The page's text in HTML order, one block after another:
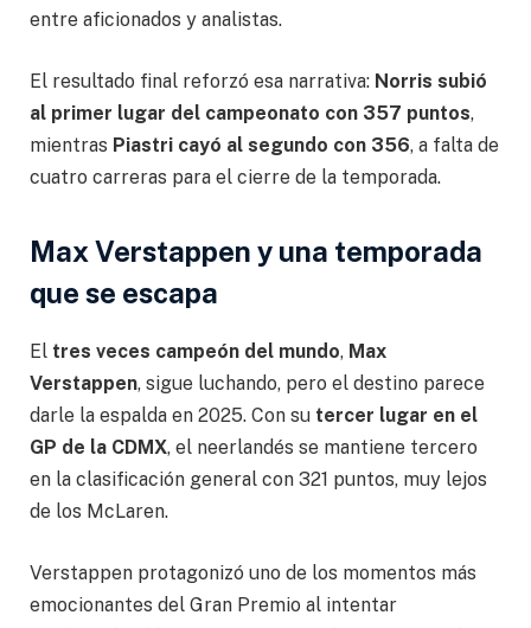
entre aficionados y analistas.
El resultado final reforzó esa narrativa: Norris subió
al primer lugar del campeonato con 357 puntos,
mientras Piastri cayó al segundo con 356, a falta de
cuatro carreras para el cierre de la temporada.
Max Verstappen y una temporada
que se escapa
El tres veces campeón del mundo, Max
Verstappen, sigue luchando, pero el destino parece
darle la espalda en 2025. Con su tercer lugar en el
GP de la CDMX, el neerlandés se mantiene tercero
en la clasificación general con 321 puntos, muy lejos
de los McLaren.
Verstappen protagonizó uno de los momentos más
emocionantes del Gran Premio al intentar